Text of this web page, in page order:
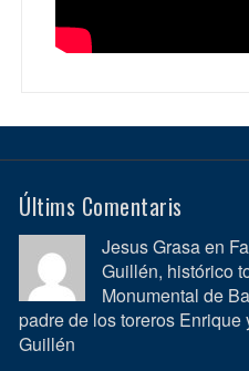
Últims Comentaris
Jesus Grasa en
Guillén, histórico
Monumental de
padre de los toreros Enrique
Guillén